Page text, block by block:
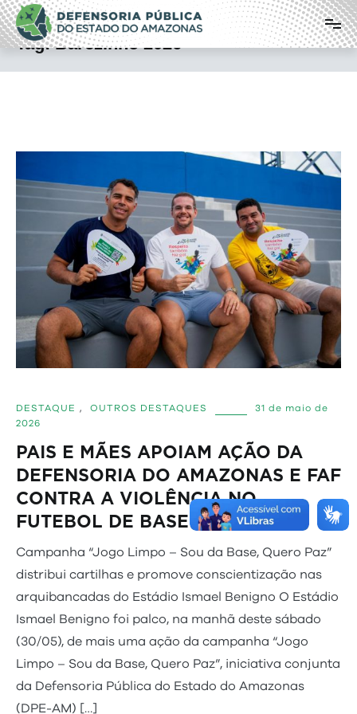
Pular
para
o
conteúdo
Defensoria Pública do Estado do
Amazonas
Tag:Barezinho 2026
DESTAQUE , OUTROS DESTAQUES
31 de maio de
2026
PAIS E MÃES APOIAM AÇÃO DA
DEFENSORIA DO AMAZONAS E FAF
CONTRA A VIOLÊNCIA NO
FUTEBOL DE BASE
Campanha “Jogo Limpo – Sou da Base, Quero Paz”
distribui cartilhas e promove conscientização nas
arquibancadas do Estádio Ismael Benigno O Estádio
Ismael Benigno foi palco, na manhã deste sábado
(30/05), de mais uma ação da campanha “Jogo
Limpo – Sou da Base, Quero Paz”, iniciativa conjunta
da Defensoria Pública do Estado do Amazonas
(DPE-AM) […]